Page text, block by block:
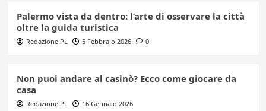
Palermo vista da dentro: l’arte di osservare la città
oltre la guida turistica
Redazione PL 5 Febbraio 2026 0
Non puoi andare al casinò? Ecco come giocare da
casa
Redazione PL 16 Gennaio 2026